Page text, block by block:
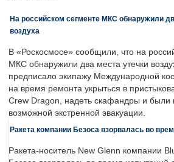
На российском сегменте МКС обнаружили
воздуха
В «Роскосмосе» сообщили, что на
МКС обнаружили два места утечки
предписало экипажу Международной
на время ремонта укрыться в
Crew Dragon, надеть скафандры и были
возможной экстренной эвакуации.
Ракета компании Безоса взорвалась во
Ракета-носитель New Glenn компании